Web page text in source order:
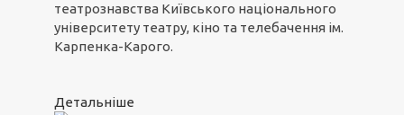
театрознавства Київського національного
університету театру, кіно та телебачення ім.
Карпенка-Карого.
Детальніше